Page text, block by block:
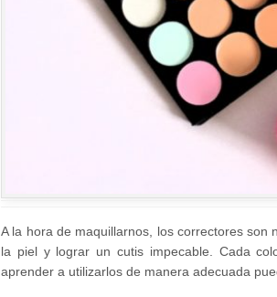
A la hora de maquillarnos, los correctores son
la piel y lograr un cutis impecable. Cada
aprender a utilizarlos de manera adecuada